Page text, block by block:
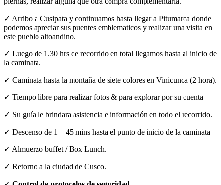
✓ Arribo a Cusipata y continuamos hasta llegar a Pitumarca donde
podemos apreciar sus puentes emblematicos y realizar una visita en
este pueblo altoandino.
✓ Luego de 1.30 hrs de recorrido en total llegamos hasta al inicio de
la caminata.
✓ Caminata hasta la montaña de siete colores en Vinicunca (2 hora).
✓ Tiempo libre para realizar fotos & para explorar por su cuenta
✓ Su guía le brindara asistencia e información en todo el recorrido.
✓ Descenso de 1 – 45 mins hasta el punto de inicio de la caminata
✓ Almuerzo buffet / Box Lunch.
✓ Retorno a la ciudad de Cusco.